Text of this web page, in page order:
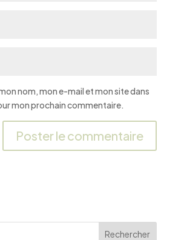
nom, mon e-mail et mon site dans
mon prochain commentaire.
Rechercher